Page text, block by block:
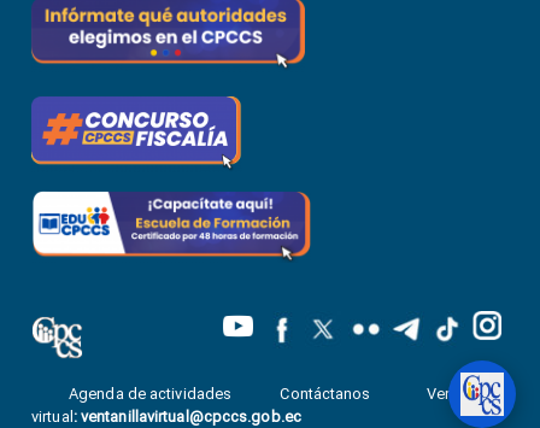
Agenda de actividades Contáctanos
Ventanilla
virtual : ventanillavirtual@cpccs.gob.ec